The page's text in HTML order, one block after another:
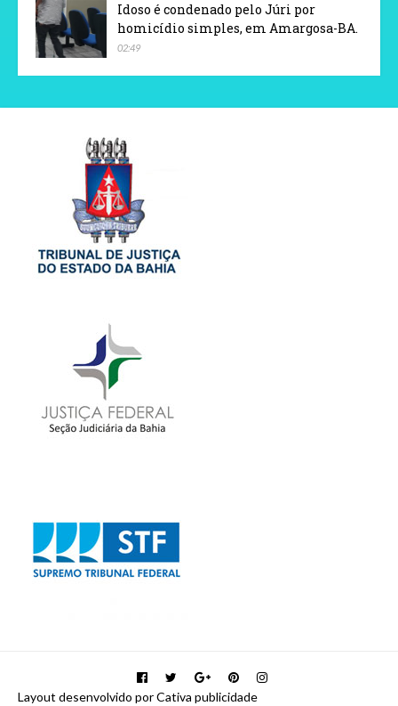
Idoso é condenado pelo Júri por
homicídio simples, em Amargosa-BA.
02:49
Layout desenvolvido por Cativa publicidade